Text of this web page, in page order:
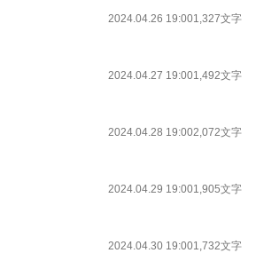
2024.04.26 19:001,327文字
2024.04.27 19:001,492文字
2024.04.28 19:002,072文字
2024.04.29 19:001,905文字
2024.04.30 19:001,732文字